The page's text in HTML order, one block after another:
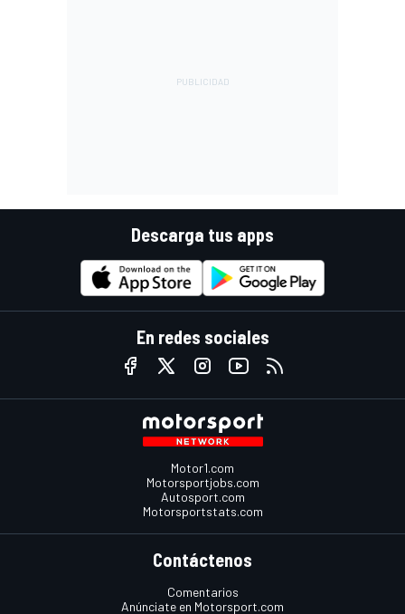
Descarga tus apps
En redes sociales
Motor1.com
Motorsportjobs.com
Autosport.com
Motorsportstats.com
Contáctenos
Comentarios
Anúnciate en Motorsport.com